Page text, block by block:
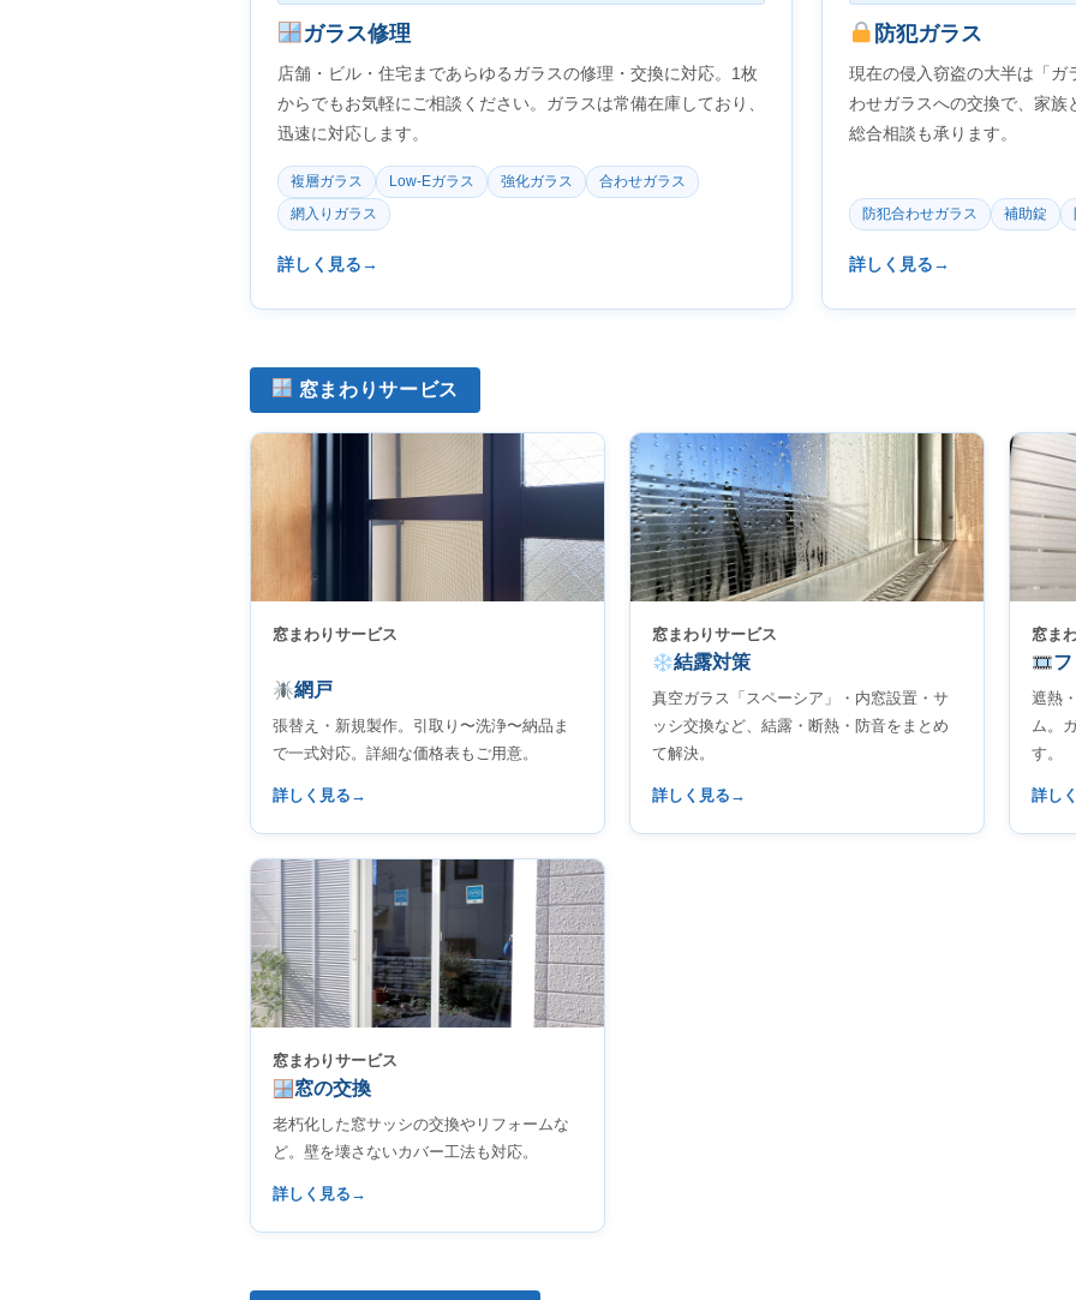
ガラス修理
店舗・ビル・住宅まであらゆるガラスの修理・交換に対応。1枚
からでもお気軽にご相談ください。ガラスは常備在庫しており、
迅速に対応します。
複層ガラス Low-Eガラス 強化ガラス
合わせガラス
網入りガラス
詳しく見る
防犯ガラス
現在の侵入窃盗の大半は「ガ
わせガラスへの交換で、家
総合相談も承ります。
防犯合わせガラス 補助錠
詳しく見る
窓まわりサービス
窓まわりサービス
網戸
張替え・新規製作。引取り〜洗浄〜納品ま
で一式対応。詳細な価格表もご用意。
詳しく見る
窓まわりサービス
結露対策
真空ガラス「スペーシア」・内窓設置・サ
ッシ交換など、結露・断熱・防音をまとめ
て解決。
詳しく見る
窓ま
遮熱
ム。
す。
詳し
窓まわりサービス
窓の交換
老朽化した窓サッシの交換やリフォームな
ど。壁を壊さないカバー工法も対応。
詳しく見る